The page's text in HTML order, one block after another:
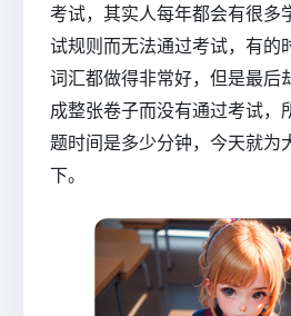
考试，其实人每年都会有很多
试规则而无法通过考试，有的
词汇都做得非常好，但是最后
成整张卷子而没有通过考试，
题时间是多少分钟，今天就为
下。